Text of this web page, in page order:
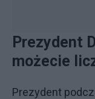
Prezydent
możecie
Prezydent